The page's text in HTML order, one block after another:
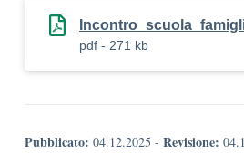
pdf - 271 kb
Pubblicato: 04.12.2025 - Revisione: